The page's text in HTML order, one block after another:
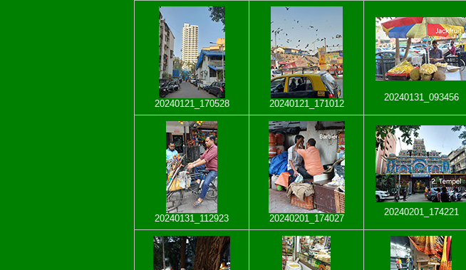
20240121_170528 20240121_171012
20240131_093456
20240131_112923 20240201_174027
20240201_174221